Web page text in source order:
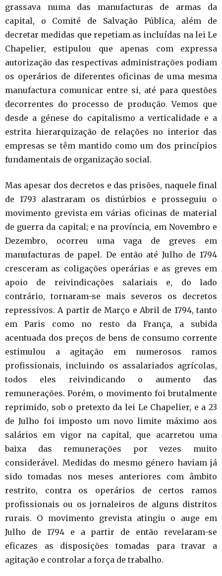
grassava numa das manufacturas de armas da
capital, o Comité de Salvação Pública, além de
decretar medidas que repetiam as incluídas na lei Le
Chapelier, estipulou que apenas com expressa
autorização das respectivas administrações podiam
os operários de diferentes oficinas de uma mesma
manufactura comunicar entre si, até para questões
decorrentes do processo de produção. Vemos que
desde a génese do capitalismo a verticalidade e a
estrita hierarquização de relações no interior das
empresas se têm mantido como um dos princípios
fundamentais de organização social.
Mas apesar dos decretos e das prisões, naquele final
de 1793 alastraram os distúrbios e prosseguiu o
movimento grevista em várias oficinas de material
de guerra da capital; e na província, em Novembro e
Dezembro, ocorreu uma vaga de greves em
manufacturas de papel. De então até Julho de 1794
cresceram as coligações operárias e as greves em
apoio de reivindicações salariais e, do lado
contrário, tornaram-se mais severos os decretos
repressivos. A partir de Março e Abril de 1794, tanto
em Paris como no resto da França, a subida
acentuada dos preços de bens de consumo corrente
estimulou a agitação em numerosos ramos
profissionais, incluindo os assalariados agrícolas,
todos eles reivindicando o aumento das
remunerações. Porém, o movimento foi brutalmente
reprimido, sob o pretexto da lei Le Chapelier, e a 23
de Julho foi imposto um novo limite máximo aos
salários em vigor na capital, que acarretou uma
baixa das remunerações por vezes muito
considerável. Medidas do mesmo género haviam já
sido tomadas nos meses anteriores com âmbito
restrito, contra os operários de certos ramos
profissionais ou os jornaleiros de alguns distritos
rurais. O movimento grevista atingiu o auge em
Julho de 1794 e a partir de então revelaram-se
eficazes as disposições tomadas para travar a
agitação e controlar a força de trabalho.